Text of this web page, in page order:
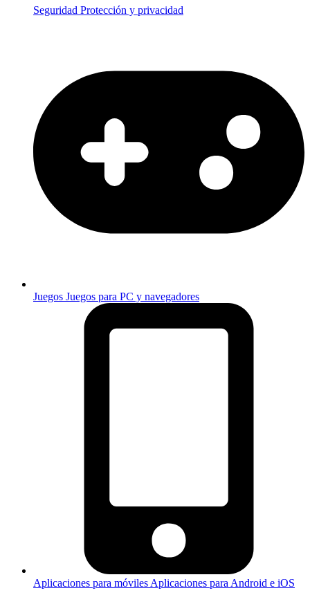
Seguridad Protección y privacidad
Juegos Juegos para PC y navegadores
Aplicaciones para móviles Aplicaciones para Android e iOS